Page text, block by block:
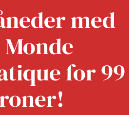
med
Monde
for 99